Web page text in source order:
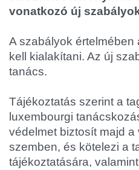
vonatkozó új
A szabályok
kell kialakítani. Az új
tanács.
Tájékoztatás szerint a
luxembourgi
védelmet biztosít majd
szemben, és kötelezi a
tájékoztatására,